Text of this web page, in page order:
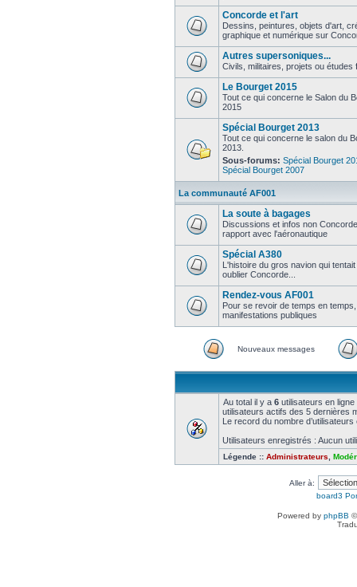
Concorde et l'art
Dessins, peintures, objets d'art,
graphique et numérique sur
Autres supersoniques...
Civils, militaires, projets ou études
Le Bourget 2015
Tout ce qui concerne le Salon du
2015
Spécial Bourget 2013
Tout ce qui concerne le salon du
2013.
Sous-forums: Spécial Bourget
Spécial Bourget 2007
La communauté AF001
La soute à bagages
Discussions et infos non
rapport avec l'aéronautique
Spécial A380
L'histoire du gros navion qui
oublier Concorde...
Rendez-vous AF001
Pour se revoir de temps en
manifestations publiques
Nouveaux messages
Au total il y a 6 utilisateurs en
utilisateurs actifs des 5 dernières
Le record du nombre
Utilisateurs enregistrés : Aucun
Légende :: Administrateurs
Aller à:
board3
Powered by phpBB